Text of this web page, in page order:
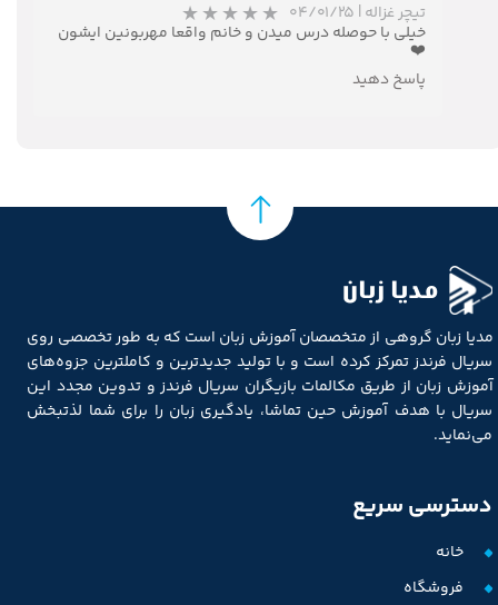
★★
تیچر غزاله | ۰۴/۰۱/۲۵
خیلی با حوصله درس میدن و خانم واقعا مهربونین ایشون
❤️
پاسخ دهید
مدیا زبان
مدیا زبان گروهی از متخصصان آموزش زبان است که به طور تخصصی روی
سریال فرندز تمرکز کرده است و با تولید جدیدترین و کاملترین جزوه‌های
آموزش زبان از طریق مکالمات بازیگران سریال فرندز و تدوین مجدد این
سریال با هدف آموزش حین تماشا، یادگیری زبان را برای شما لذتبخش
می‌نماید.
خانه
فروشگاه
دسترسی سریع